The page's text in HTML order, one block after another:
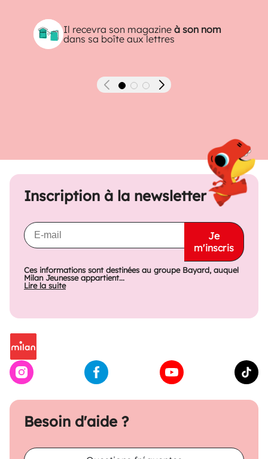
Il recevra son magazineà son nom
dans sa boîte aux lettres
Précédent Suivant
Besoin d'aide ?
Inscription à la newsletter
Je
m'inscris
Ces informations sont destinées au groupe Bayard, auquel
Milan Jeunesse appartient...
Lire la suite